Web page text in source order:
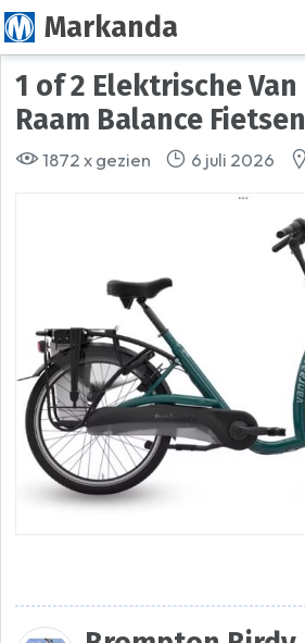
Markanda
1 of 2 Elektrische Van
Raam Balance Fietsen
1872 x gezien 6 juli 2026